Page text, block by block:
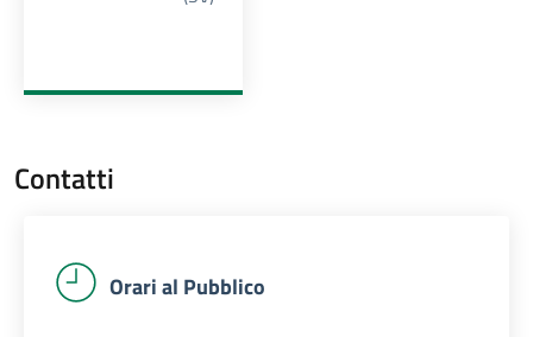
Contatti
Orari al Pubblico